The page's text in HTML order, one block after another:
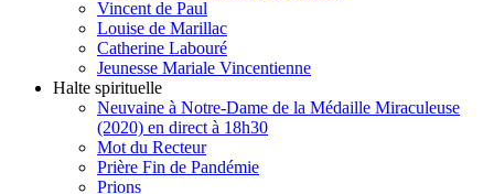
Vincent de Paul
Louise de Marillac
Catherine Labouré
Jeunesse Mariale Vincentienne
Halte spirituelle
Neuvaine à Notre-Dame de la Médaille Miraculeuse
(2020) en direct à 18h30
Mot du Recteur
Prière Fin de Pandémie
Prions